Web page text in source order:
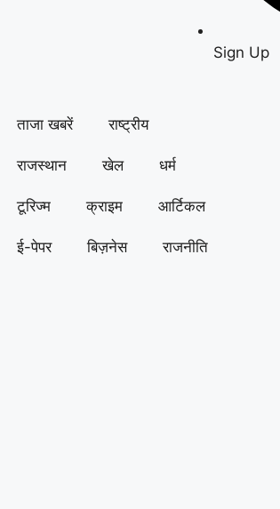
Sign Up
ताजा खबरें राष्ट्रीय
राजस्थान खेल धर्म
टूरिज्म क्राइम आर्टिकल
ई-पेपर बिज़नेस राजनीति